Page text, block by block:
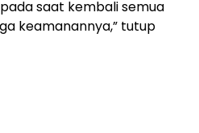
saat kembali semua
keamanannya,” tutup